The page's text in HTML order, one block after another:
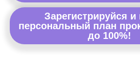
Зарегистрируйся и
персональный план
до 100%!